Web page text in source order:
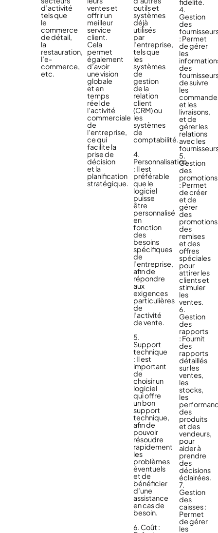
d’activité
tels que
le
commerce
de détail,
la
restauration,
l’e-
commerce,
etc.
ventes et
offrir un
meilleur
service
client.
Cela
permet
également
d’avoir
une vision
globale
et en
temps
réel de
l’activité
commerciale
de
l’entreprise,
ce qui
facilite la
prise de
décision
et la
planification
stratégique.
outils et
systèmes
déjà
utilisés
par
l’entreprise,
tels que
les
systèmes
de
gestion
de la
relation
client
(CRM) ou
les
systèmes
de
comptabilité.
4.
Personnalisation
: Il est
préférable
que le
logiciel
puisse
être
personnalisé
en
fonction
des
besoins
spécifiques
de
l’entreprise,
afin de
répondre
aux
exigences
particulières
de
l’activité
de vente.
5.
Support
technique
: Il est
important
de
choisir un
logiciel
qui offre
un bon
support
technique,
afin de
pouvoir
résoudre
rapidement
les
problèmes
éventuels
et de
bénéficier
d’une
assistance
en cas de
besoin.
6. Coût :
fidélité.
4.
Gestion
des
: Permet
de gérer
les
des
de suivre
les
et les
livraisons,
et de
gérer les
relations
avec les
5.
Gestion
des
promotions
: Permet
de créer
et de
gérer
des
des
remises
et des
offres
spéciales
pour
attirer les
clients et
stimuler
les
ventes.
6.
Gestion
des
rapports
: Fournit
des
rapports
détaillés
sur les
ventes,
les
stocks,
les
des
produits
et des
vendeurs,
pour
aider à
prendre
des
décisions
éclairées.
7.
Gestion
des
caisses :
Permet
de gérer
les